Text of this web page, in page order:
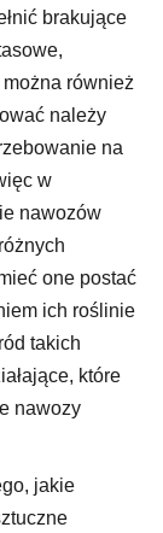
brakujące
również
należy
na
w
nawozów
one postać
ich roślinie
takich
które
nawozy
jakie